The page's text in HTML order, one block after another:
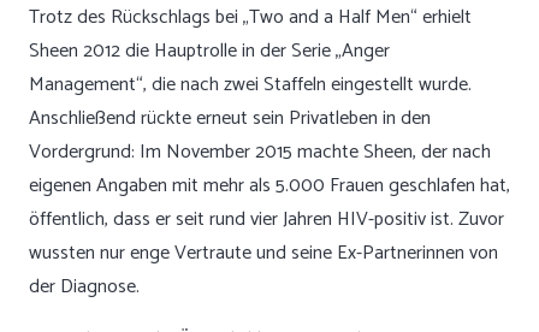
Trotz des Rückschlags bei „Two and a Half Men“ erhielt
Sheen 2012 die Hauptrolle in der Serie „Anger
Management“, die nach zwei Staffeln eingestellt wurde.
Anschließend rückte erneut sein Privatleben in den
Vordergrund: Im November 2015 machte Sheen, der nach
eigenen Angaben mit mehr als 5.000 Frauen geschlafen hat,
öffentlich, dass er seit rund vier Jahren HIV-positiv ist. Zuvor
wussten nur enge Vertraute und seine Ex-Partnerinnen von
der Diagnose.